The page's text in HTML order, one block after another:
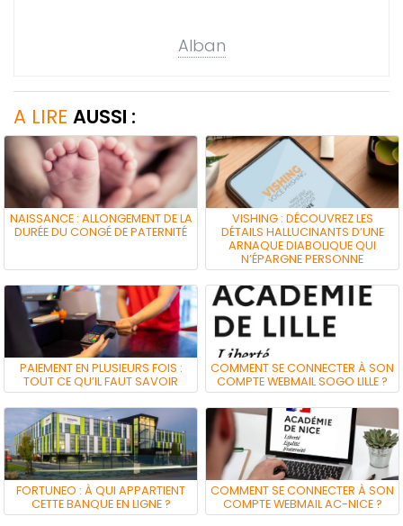
Alban
A LIRE AUSSI :
NAISSANCE : ALLONGEMENT DE LA
DURÉE DU CONGÉ DE PATERNITÉ
VISHING : DÉCOUVREZ LES
DÉTAILS HALLUCINANTS D’UNE
ARNAQUE DIABOLIQUE QUI
N’ÉPARGNE PERSONNE
PAIEMENT EN PLUSIEURS FOIS :
TOUT CE QU’IL FAUT SAVOIR
COMMENT SE CONNECTER À SON
COMPTE WEBMAIL SOGO LILLE ?
FORTUNEO : À QUI APPARTIENT
CETTE BANQUE EN LIGNE ?
COMMENT SE CONNECTER À SON
COMPTE WEBMAIL AC-NICE ?